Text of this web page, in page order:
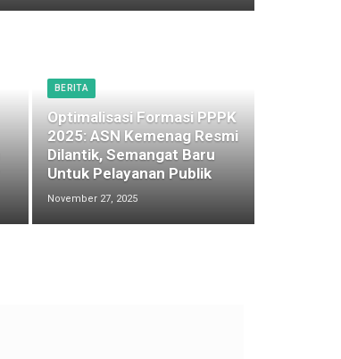
BERITA
Optimalisasi Formasi PPPK
2025: ASN Kemenag Resmi
Dilantik, Semangat Baru
Untuk Pelayanan Publik
November 27, 2025